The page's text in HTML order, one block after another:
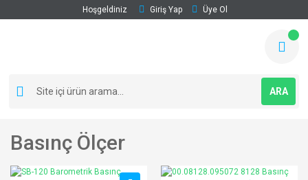
Hoşgeldiniz Giriş Yap Üye Ol
ARA
Basınç Ölçer